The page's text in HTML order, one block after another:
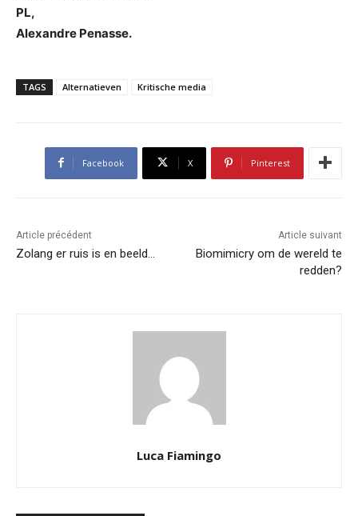
PL,
Alexandre Penasse.
TAGS Alternatieven Kritische media
Facebook X Pinterest
Article précédent
Zolang er ruis is en beeld…
Article suivant
Biomimicry om de wereld te
redden?
Luca Fiamingo